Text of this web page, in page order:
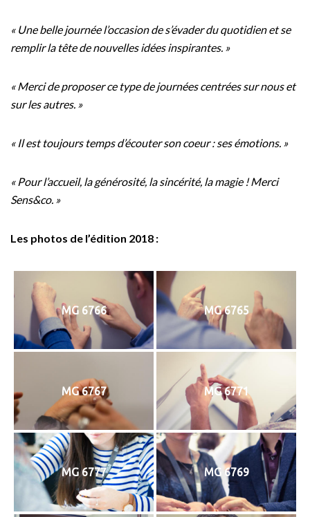
« Une belle journée l’occasion de s’évader du quotidien et se
remplir la tête de nouvelles idées inspirantes. »
« Merci de proposer ce type de journées centrées sur nous et
sur les autres. »
« Il est toujours temps d’écouter son coeur : ses émotions. »
« Pour l’accueil, la générosité, la sincérité, la magie ! Merci
Sens&co. »
Les photos de l’édition 2018 :
MG 6766 MG 6765
MG 6767 MG 6771
MG 6777 MG 6769